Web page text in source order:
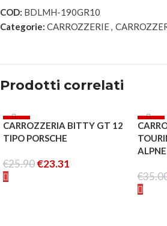
COD: BDLMH-190GR10
Categorie: CARROZZERIE,
Prodotti correlati
-10%
ESAURITO
CARROZZERIA BITTY GT 12
TIPO PORSCHE
€25.90€23.31
-10%
€